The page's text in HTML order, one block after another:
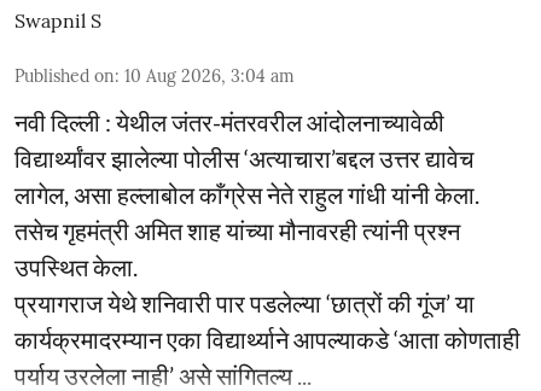
Swapnil S
Published on: 10 Aug 2026, 3:04 am
नवी दिल्ली : येथील जंतर-मंतरवरील आंदोलनाच्यावेळी
विद्यार्थ्यांवर झालेल्या पोलीस ‘अत्याचारा’बद्दल उत्तर द्यावेच
लागेल, असा हल्लाबोल काँग्रेस नेते राहुल गांधी यांनी केला.
तसेच गृहमंत्री अमित शाह यांच्या मौनावरही त्यांनी प्रश्न
उपस्थित केला.
प्रयागराज येथे शनिवारी पार पडलेल्या ‘छात्रों की गूंज’ या
कार्यक्रमादरम्यान एका विद्यार्थ्याने आपल्याकडे ‘आता कोणताही
पर्याय उरलेला नाही’ असे सांगितल्य ...